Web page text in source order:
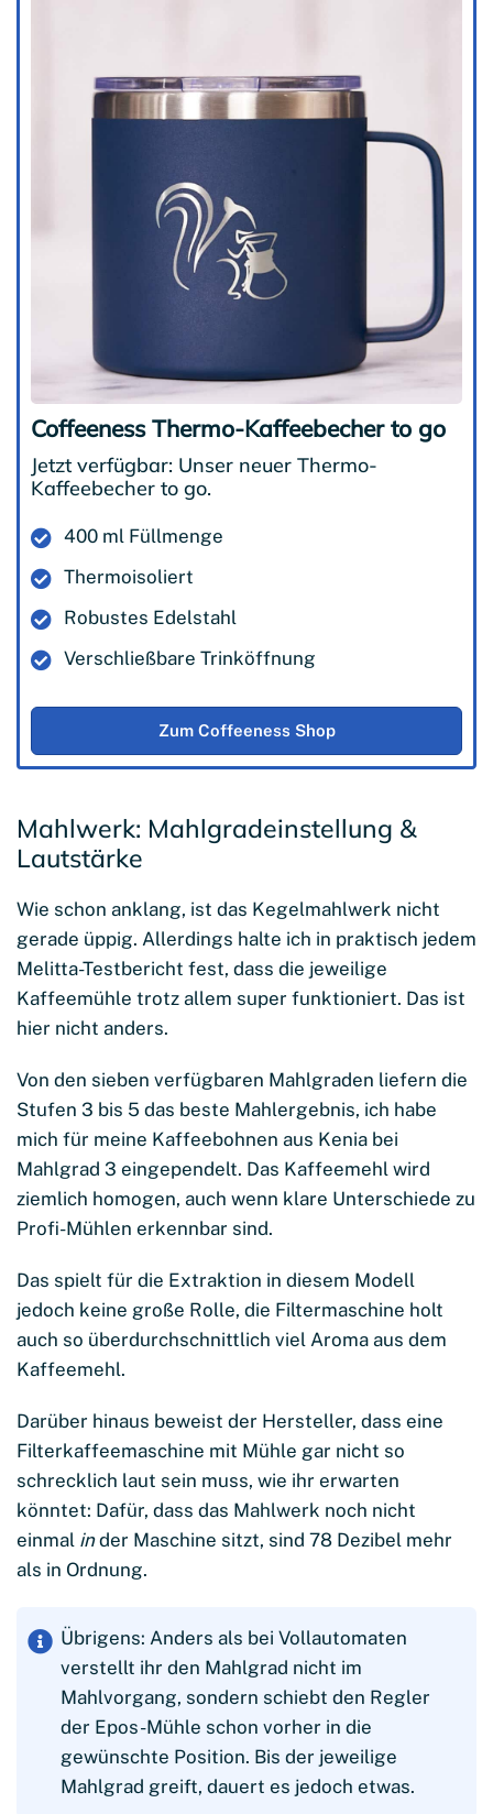
Coffeeness Thermo-Kaffeebecher to go
Jetzt verfügbar: Unser neuer Thermo-
Kaffeebecher to go.
400 ml Füllmenge
Thermoisoliert
Robustes Edelstahl
Verschließbare Trinköffnung
Zum Coffeeness Shop
Mahlwerk: Mahlgradeinstellung &
Lautstärke
Wie schon anklang, ist das Kegelmahlwerk nicht
gerade üppig. Allerdings halte ich in praktisch jedem
Melitta-Testbericht fest, dass die jeweilige
Kaffeemühle trotz allem super funktioniert. Das ist
hier nicht anders.
Von den sieben verfügbaren Mahlgraden liefern die
Stufen 3 bis 5 das beste Mahlergebnis, ich habe
mich für meine Kaffeebohnen aus Kenia bei
Mahlgrad 3 eingependelt. Das Kaffeemehl wird
ziemlich homogen, auch wenn klare Unterschiede zu
Profi-Mühlen erkennbar sind.
Das spielt für die Extraktion in diesem Modell
jedoch keine große Rolle, die Filtermaschine holt
auch so überdurchschnittlich viel Aroma aus dem
Kaffeemehl.
Darüber hinaus beweist der Hersteller, dass eine
Filterkaffeemaschine mit Mühle gar nicht so
schrecklich laut sein muss, wie ihr erwarten
könntet: Dafür, dass das Mahlwerk noch nicht
einmal inder Maschine sitzt, sind 78 Dezibel mehr
als in Ordnung.
Übrigens: Anders als bei Vollautomaten
verstellt ihr den Mahlgrad nicht im
Mahlvorgang, sondern schiebt den Regler
der Epos-Mühle schon vorher in die
gewünschte Position. Bis der jeweilige
Mahlgrad greift, dauert es jedoch etwas.